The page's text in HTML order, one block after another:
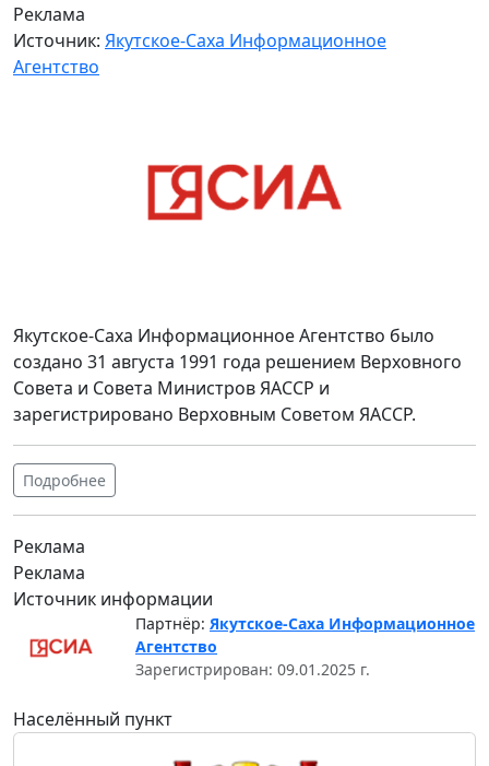
Реклама
Источник: Якутское-Саха Информационное
Агентство
Якутское-Саха Информационное Агентство было
создано 31 августа 1991 года решением Верховного
Совета и Совета Министров ЯАССР и
зарегистрировано Верховным Советом ЯАССР.
Подробнее
Реклама
Реклама
Источник информации
Партнёр: Якутское-Саха Информационное
Агентство
Зарегистрирован: 09.01.2025 г.
Населённый пункт